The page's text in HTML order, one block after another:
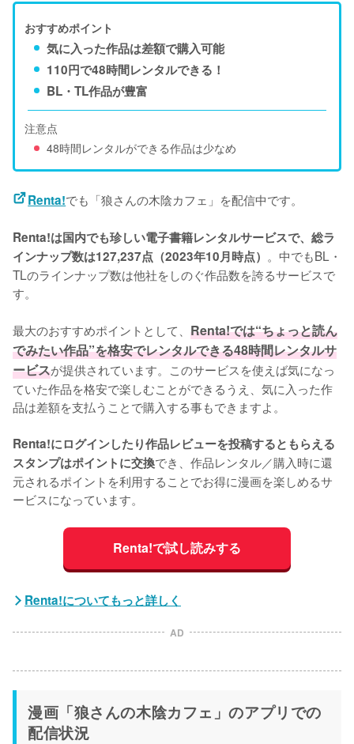
おすすめポイント
気に入った作品は差額で購入可能
110円で48時間レンタルできる！
BL・TL作品が豊富
注意点
48時間レンタルができる作品は少なめ
Renta!でも「狼さんの木陰カフェ」を配信中です。
Renta!は国内でも珍しい電子書籍レンタルサービスで、総ラ
インナップ数は127,237点（2023年10月時点） 。中でもBL・
TLのラインナップ数は他社をしのぐ作品数を誇るサービスで
す。
最大のおすすめポイントとして、 Renta!では“ちょっと読ん
でみたい作品”を格安でレンタルできる48時間レンタルサ
ービスが提供されています。このサービスを使えば気になっ
ていた作品を格安で楽しむことができるうえ、気に入った作
品は差額を支払うことで購入する事もできますよ。
Renta!にログインしたり作品レビューを投稿するともらえる
スタンプはポイントに交換でき、作品レンタル／購入時に還
元されるポイントを利用することでお得に漫画を楽しめるサ
ービスになっています。
Renta!で試し読みする
Renta!についてもっと詳しく
AD
漫画「狼さんの木陰カフェ」のアプリでの
配信状況